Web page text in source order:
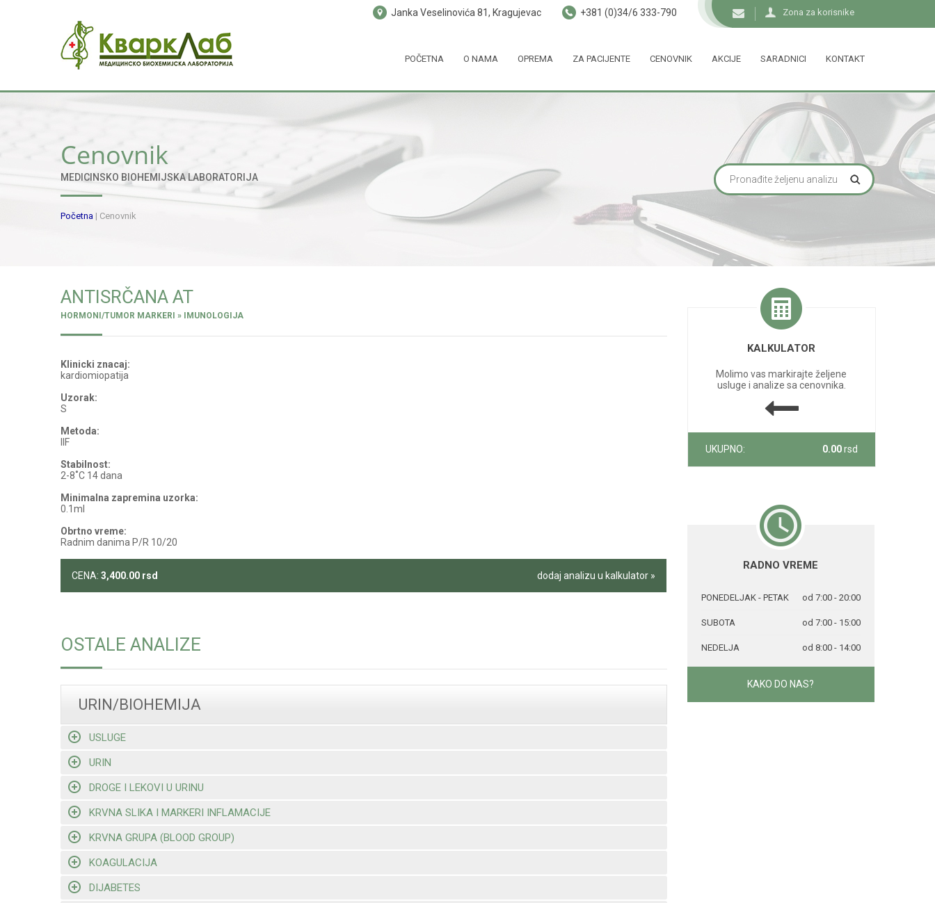
Zona za korisnike
Janka Veselinovića 81, Kragujevac +381 (0)34/6 333-790
POČETNA O NAMA OPREMA ZA PACIJENTE CENOVNIK AKCIJE SARADNICI KONTAKT
Cenovnik
MEDICINSKO BIOHEMIJSKA LABORATORIJA
Početna | Cenovnik
ANTISRČANA AT
HORMONI/TUMOR MARKERI » IMUNOLOGIJA
Klinicki znacaj:
kardiomiopatija
Uzorak:
S
Metoda:
IIF
Stabilnost:
2-8˚C 14 dana
Minimalna zapremina uzorka:
0.1ml
Obrtno vreme:
Radnim danima P/R 10/20
CENA: 3,400.00 rsd dodaj analizu u kalkulator »
OSTALE ANALIZE
URIN/BIOHEMIJA
USLUGE
URIN
DROGE I LEKOVI U URINU
KRVNA SLIKA I MARKERI INFLAMACIJE
KRVNA GRUPA (BLOOD GROUP)
KOAGULACIJA
DIJABETES
KALKULATOR
Molimo vas markirajte željene
usluge i analize sa cenovnika.
UKUPNO: 0.00rsd
RADNO VREME
PONEDELJAK - PETAK od 7:00 - 20:00
SUBOTA od 7:00 - 15:00
NEDELJA od 8:00 - 14:00
KAKO DO NAS?